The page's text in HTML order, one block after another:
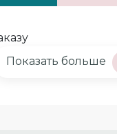
Показать больше